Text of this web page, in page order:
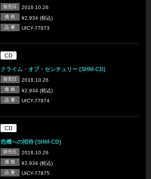
発売日 2016.10.26
価 格 ¥2,934 (税込)
品 番 UICY-77873
CD
クライム・オブ・センチュリー [SHM-CD]
発売日 2016.10.26
価 格 ¥2,934 (税込)
品 番 UICY-77874
CD
危機への招待 [SHM-CD]
発売日 2016.10.26
価 格 ¥2,934 (税込)
品 番 UICY-77875